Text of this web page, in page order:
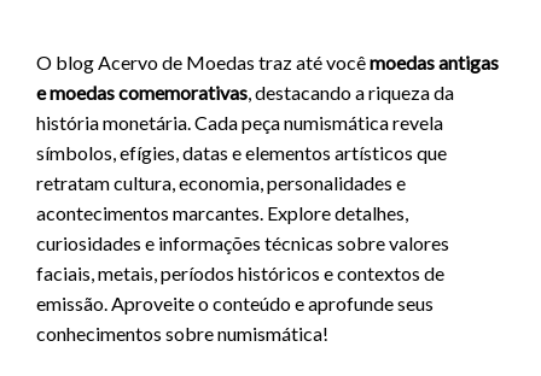
O blog Acervo de Moedas traz até vocêmoedas antigas
e moedas comemorativas, destacando a riqueza da
história monetária. Cada peça numismática revela
símbolos, efígies, datas e elementos artísticos que
retratam cultura, economia, personalidades e
acontecimentos marcantes. Explore detalhes,
curiosidades e informações técnicas sobre valores
faciais, metais, períodos históricos e contextos de
emissão. Aproveite o conteúdo e aprofunde seus
conhecimentos sobre numismática!